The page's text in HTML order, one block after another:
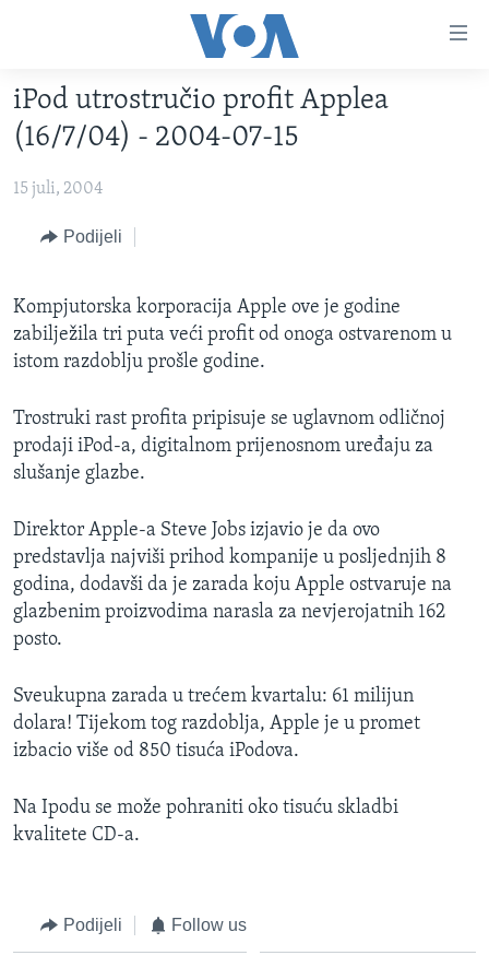
glavni
sadržaj
Pređi
na
navigaciju
na
pretragu
TV PROGRAM
VIDEO
FOTOGRAFIJE DANA
VIJESTI
BOSNA I HERCEGOVINA
SPECIJALNI PROJEKTI
KORUPCIJA
ŽENSKA STRANA
IZBJEGLIČKA STRANA
O GLASU AMERIKE
Learning English
iPod utrostručio profit Applea
(16/7/04) - 2004-07-15
15 juli, 2004
Podijeli
Kompjutorska korporacija Apple ove je godine
zabilježila tri puta veći profit od onoga ostvarenom u
istom razdoblju prošle godine.
Trostruki rast profita pripisuje se uglavnom odličnoj
prodaji iPod-a, digitalnom prijenosnom uređaju za
slušanje glazbe.
Direktor Apple-a Steve Jobs izjavio je da ovo
predstavlja najviši prihod kompanije u posljednjih 8
godina, dodavši da je zarada koju Apple ostvaruje na
glazbenim proizvodima narasla za nevjerojatnih 162
posto.
Sveukupna zarada u trećem kvartalu: 61 milijun
dolara! Tijekom tog razdoblja, Apple je u promet
izbacio više od 850 tisuća iPodova.
Na Ipodu se može pohraniti oko tisuću skladbi
kvalitete CD-a.
Podijeli Follow us